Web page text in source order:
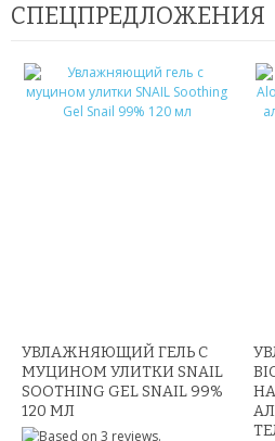
ПОДАРКИ НА 8 МАРТА
ПОДАРКИ ДЛЯ МУЖЧИН
ПОДАРКИ ДЛЯ ДЕТЕЙ
УМНЫЕ ЧАСЫ
МУЖСКИЕ ЧАСЫ
СПЕЦПРЕДЛОЖЕНИЯ
УВЛАЖНЯЮЩИЙ ГЕЛЬ С
МУЦИНОМ УЛИТКИ SNAIL
SOOTHING GEL SNAIL 99%
120 МЛ